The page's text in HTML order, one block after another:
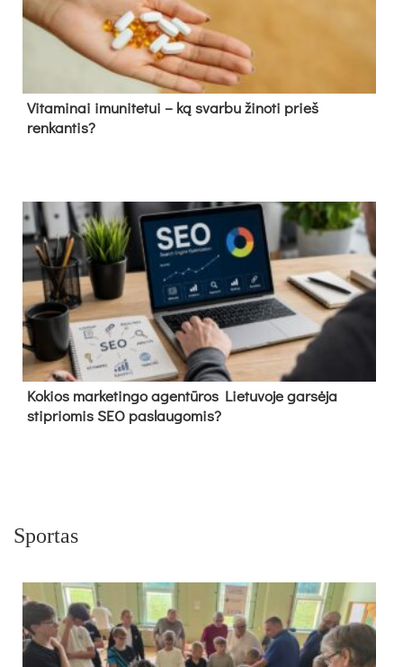
Vitaminai imunitetui – ką svarbu žinoti prieš
renkantis?
Kokios marketingo agentūros Lietuvoje garsėja
stipriomis SEO paslaugomis?
Sportas